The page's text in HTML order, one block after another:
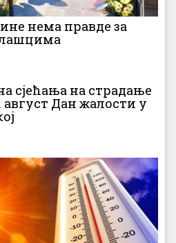
нема правде за
сјећања на страдање
август Дан жалости у